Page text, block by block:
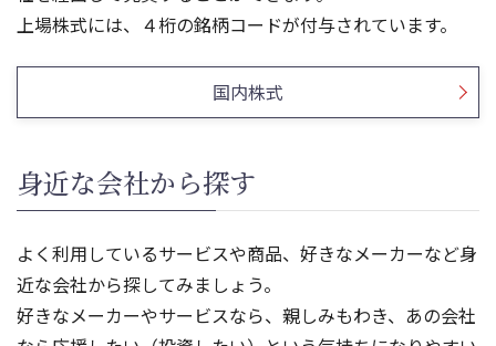
上場株式には、４桁の銘柄コードが付与されています。
国内株式
身近な会社から探す
よく利用しているサービスや商品、好きなメーカーなど身
近な会社から探してみましょう。
好きなメーカーやサービスなら、親しみもわき、あの会社